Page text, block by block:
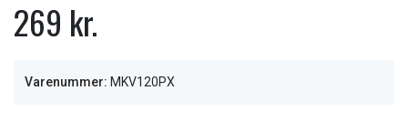
269 kr.
Varenummer: MKV120PX